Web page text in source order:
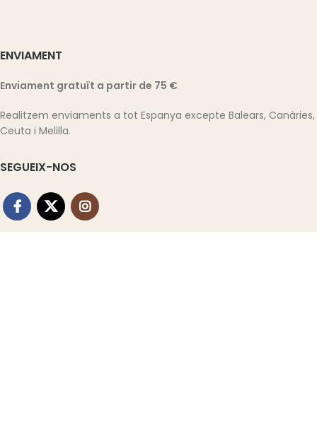
ENVIAMENT
Enviament gratuït a partir de 75 €
Realitzem enviaments a tot Espanya excepte Balears, Canàries,
Ceuta i Melilla.
SEGUEIX-NOS